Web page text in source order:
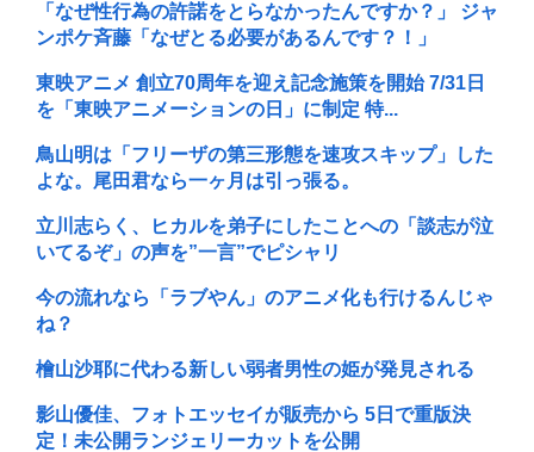
「なぜ性行為の許諾をとらなかったんですか？」 ジャ
ンポケ斉藤「なぜとる必要があるんです？！」
東映アニメ 創立70周年を迎え記念施策を開始 7/31日
を「東映アニメーションの日」に制定 特...
鳥山明は「フリーザの第三形態を速攻スキップ」した
よな。尾田君なら一ヶ月は引っ張る。
立川志らく、ヒカルを弟子にしたことへの「談志が泣
いてるぞ」の声を”一言”でピシャリ
今の流れなら「ラブやん」のアニメ化も行けるんじゃ
ね？
檜山沙耶に代わる新しい弱者男性の姫が発見される
影山優佳、フォトエッセイが販売から 5日で重版決
定！未公開ランジェリーカットを公開